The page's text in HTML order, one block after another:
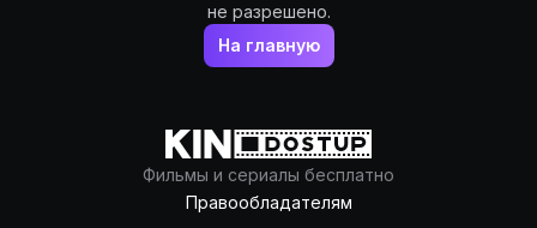
не разрешено.
На главную
Фильмы и сериалы бесплатно
Правообладателям